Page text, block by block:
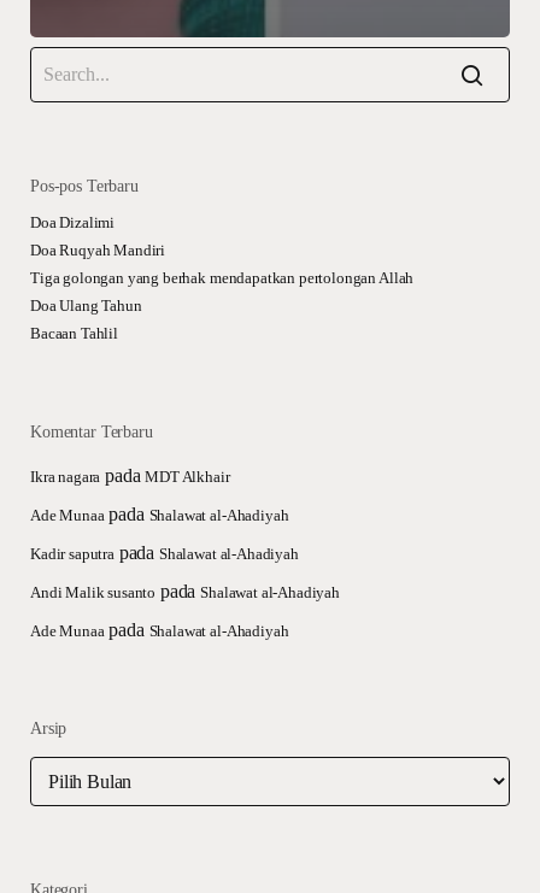
Pos-pos Terbaru
Doa Dizalimi
Doa Ruqyah Mandiri
Tiga golongan yang berhak mendapatkan pertolongan Allah
Doa Ulang Tahun
Bacaan Tahlil
Komentar Terbaru
Ikra nagara padaMDT Alkhair
Ade Munaa pada Shalawat al-Ahadiyah
Kadir saputra pada Shalawat al-Ahadiyah
Andi Malik susanto padaShalawat al-Ahadiyah
Ade Munaa pada Shalawat al-Ahadiyah
Arsip